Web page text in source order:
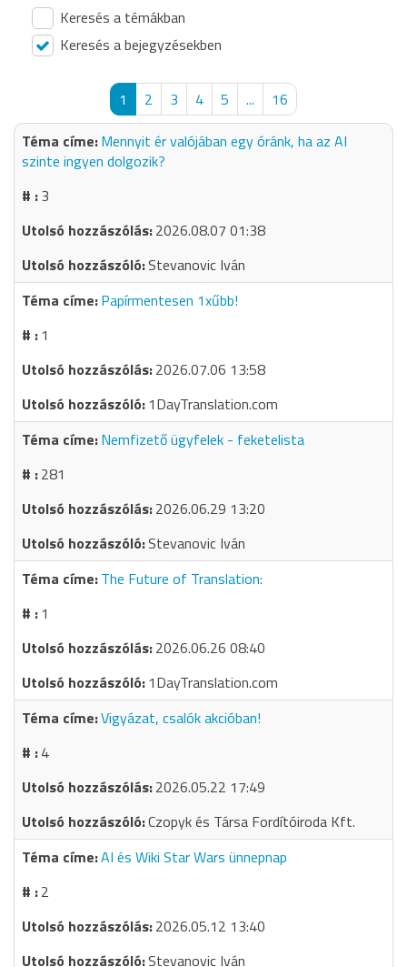
Keresés a témákban
Keresés a bejegyzésekben
1 2 3 4 5 ...
16
Mennyit ér valójában egy óránk, ha az AI
szinte ingyen dolgozik?
3
2026.08.07 01:38
Stevanovic Iván
Papírmentesen 1xűbb!
1
2026.07.06 13:58
1DayTranslation.com
Nemfizető ügyfelek - feketelista
281
2026.06.29 13:20
Stevanovic Iván
The Future of Translation:
1
2026.06.26 08:40
1DayTranslation.com
Vigyázat, csalók akcióban!
4
2026.05.22 17:49
Czopyk és Társa Fordítóiroda Kft.
AI és Wiki Star Wars ünnepnap
2
2026.05.12 13:40
Stevanovic Iván